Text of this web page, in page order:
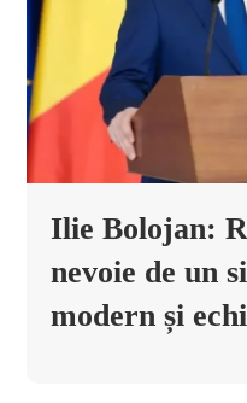
Ilie Bolojan:
nevoie de un
modern și